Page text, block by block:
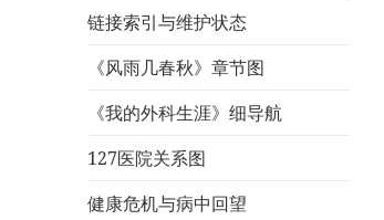
链接索引与维护状态
《风雨几春秋》章节图
《我的外科生涯》细导航
127医院关系图
健康危机与病中回望